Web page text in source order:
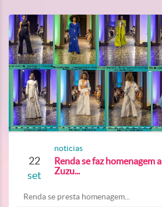
22
set
noticias
Renda se faz homenagem a
Zuzu...
Renda se presta homenagem...